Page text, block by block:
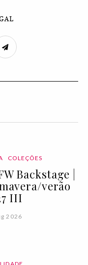
COLEÇÕES
Backstage |
verão
III
2026